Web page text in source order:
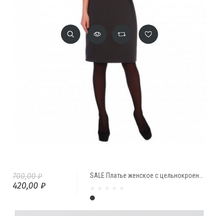
700,00 ₽
420,00 ₽
Графит